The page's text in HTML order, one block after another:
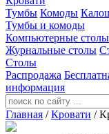
Тумбы Комоды
Тумбы и комоды
Компьютерные столы
Журнальные столы
Столы
Распродажа
информация
Главная /Кровати /